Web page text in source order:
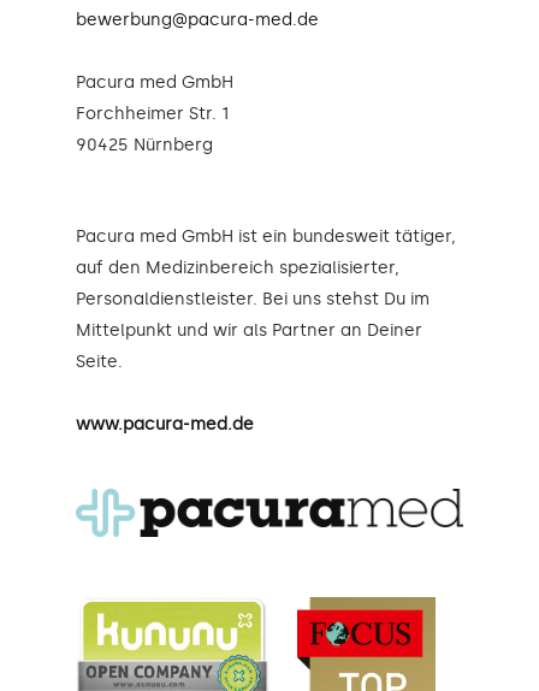
bewerbung@pacura-med.de
Pacura med GmbH
Forchheimer Str. 1
90425 Nürnberg
Pacura med GmbH ist ein bundesweit tätiger,
auf den Medizinbereich spezialisierter,
Personaldienstleister. Bei uns stehst Du im
Mittelpunkt und wir als Partner an Deiner
Seite.
www.pacura-med.de